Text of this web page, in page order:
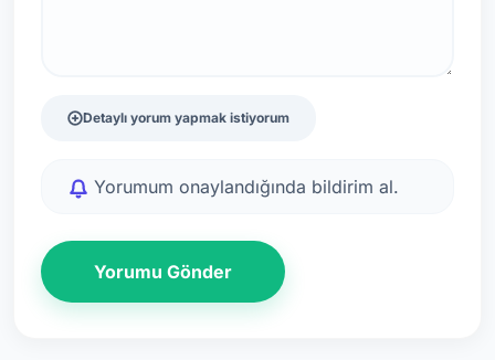
Detaylı yorum yapmak istiyorum
Yorumum onaylandığında bildirim al.
Yorumu Gönder